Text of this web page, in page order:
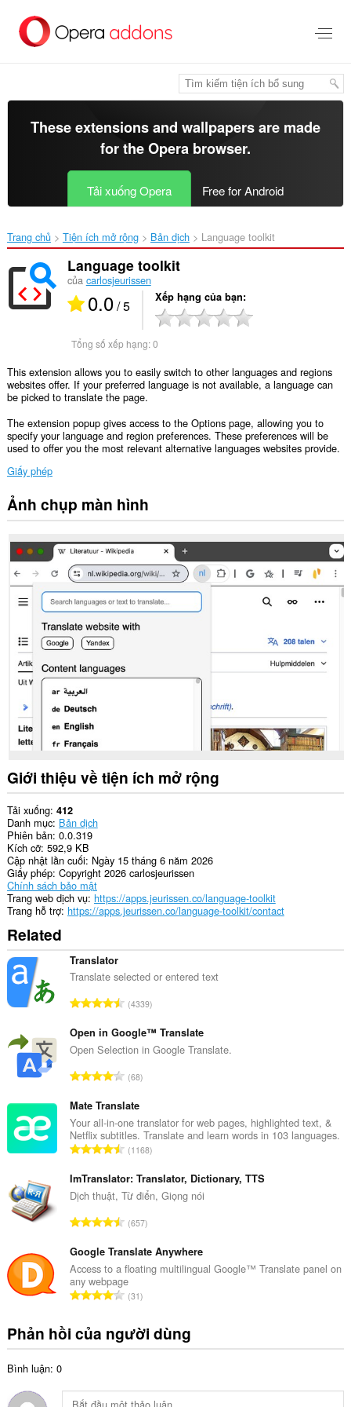
đến
These extensions and wallpapers are made
for theOpera browser.
Tải xuống Opera Free for Android
Trang chủ Tiện ích mở rộng Bản dịch Language toolkit‎
Language toolkit
của carlosjeurissen
0.0/ 5 Xếp hạng của bạn
Tổng số xếp hạng:0
This extension allows you to easily switch to other languages and regions
websites offer. If your preferred language is not available, a language can
be picked to translate the page.
The extension popup gives access to the Options page, allowing you to
specify your language and region preferences. These preferences will be
used to offer you the most relevant alternative languages websites provide.
Giấy phép
Tiện
ích
rộng
này
có
thể
cập
của
bạn
trên
trang
web.
permission
allows
other
installed
extensions
and
web
pages
to
communicate
with
this
extension.
Tiện
ích
mở
rộng
sẽ
bảng
điều
khiển
vào
thanh
Tiện
ích
mở
rộng
có
thể
truy
cập
hoạt
động
duyệt
web
Ảnh chụp màn hình
Giới thiệu về tiện ích mở rộng
Tải xuống 412
Danh mục Bản dịch
Phiên bản 0.0.319
Kích cỡ 592,9 KB
Cập nhật lần cuối Ngày 15 tháng 6 năm 2026
Giấy phép Copyright 2026 carlosjeurissen
Chính sách bảo mật
Trang web dịch vụ https://apps.jeurissen.co/language-toolkit
Trang hỗ trợ https://apps.jeurissen.co/language-toolkit/contact
Related
Translator
Translate selected or entered text
T
n
g
ố
ế
p
h
ạ
n
g
4339
Open in Google™ Translate
Open Selection in Google Translate.
T
n
g
s
ố
ế
p
h
ạ
n
g
:
68
Mate Translate
Your all-in-one translator for web pages, highlighted text, &
Netflix subtitles. Translate and learn words in 103 languages.
T
n
g
ố
ế
p
h
ạ
g
:
1168
ImTranslator: Translator, Dictionary, TTS
Dịch thuật, Từ điển, Giọng nói
T
n
g
s
ố
ế
p
n
657
Google Translate Anywhere
Access to a floating multilingual Google™ Translate panel on
any webpage
T
g
x
31
Phản hồi của người dùng
Bình luận: 0